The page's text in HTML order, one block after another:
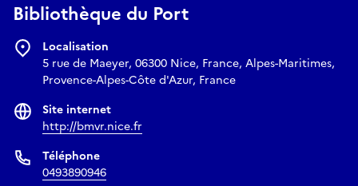
Bibliothèque du Port
Localisation
5 rue de Maeyer, 06300 Nice, France, Alpes-Maritimes,
Provence-Alpes-Côte d'Azur, France
Site internet
http://bmvr.nice.fr
Téléphone
0493890946